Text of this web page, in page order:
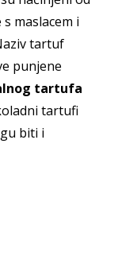
maslacem i
tartuf
punjene
tartufa
tartufi
biti i